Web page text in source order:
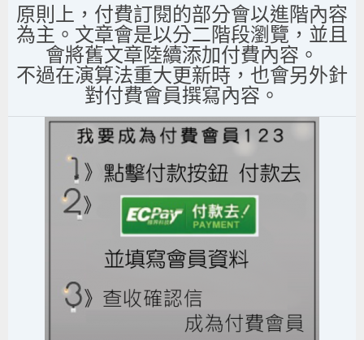
原則上，付費訂閱的部分會以進階內容
為主。文章會是以分二階段瀏覽，並且
會將舊文章陸續添加付費內容。
不過在演算法重大更新時，也會另外針
對付費會員撰寫內容。